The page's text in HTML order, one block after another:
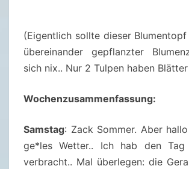
R
I
L
0
4
(Eigentlich sollte dieser
übereinander gepflanzter
sich nix.. Nur 2 Tulpen haben
Wochenzusammenfassung:
Samstag: Zack Sommer. Aber
ge*les Wetter.. Ich hab den Tag
verbracht.. Mal überlegen: die